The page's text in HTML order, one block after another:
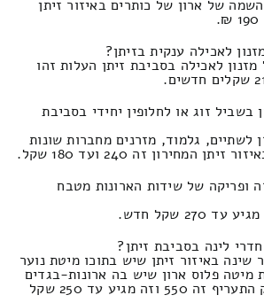
של ארון של כותרים באיזור זיתן
לאכילה ענקית בזיתן?
לאכילה בסביבת זיתן העלות זהו
זוג או לחלופין יחידי בסביבת
לשתיים, גלמוד, מזרנים מחברות שונות
המחירון זה 240 ועד 180 שקל.
ופריקה של שידות הארונות מטבח
לינה בסביבת זיתן?
באיזור זיתן שיש בתוכו מיטת נוער
מיטה פלוס ארון שיש בה ארונות-בגדים
בשילוב הרכבה ופירוק התעריף זה 550 וזה מגיע עד 250 שקל